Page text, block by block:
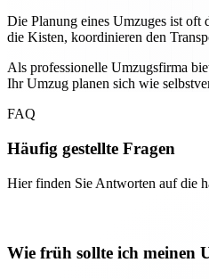
Die Planung eines Umzuges ist oft
die Kisten, koordinieren den
Als professionelle Umzugsfirma
Ihr Umzug planen sich wie
FAQ
Häufig gestellte Fragen
Hier finden Sie Antworten auf die
Wie früh sollte ich meinen